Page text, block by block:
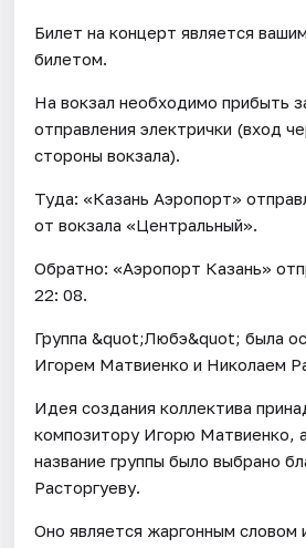
Билет на концерт является
билетом.
На вокзал необходимо прибыть
отправления электрички (вход
стороны вокзала).
Туда: «Казань Аэропорт»
от вокзала «Центральный».
Обратно: «Аэропорт Казань»
22: 08.
Группа &quot;Любэ&quot; была
Игорем Матвиенко и Николаем
Идея создания коллектива
композитору Игорю Матвиенко,
название группы было выбрано
Расторгуеву.
Оно является жаргонным словом